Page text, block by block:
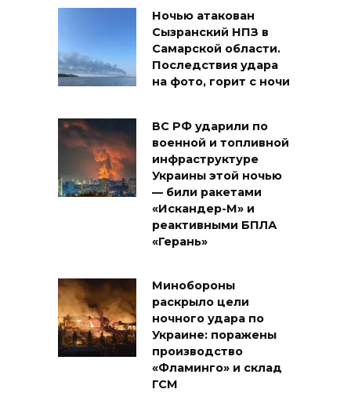
Ночью атакован
Сызранский НПЗ в
Самарской области.
Последствия удара
на фото, горит с ночи
ВС РФ ударили по
военной и топливной
инфраструктуре
Украины этой ночью
— били ракетами
«Искандер-М» и
реактивными БПЛА
«Герань»
Минобороны
раскрыло цели
ночного удара по
Украине: поражены
производство
«Фламинго» и склад
ГСМ